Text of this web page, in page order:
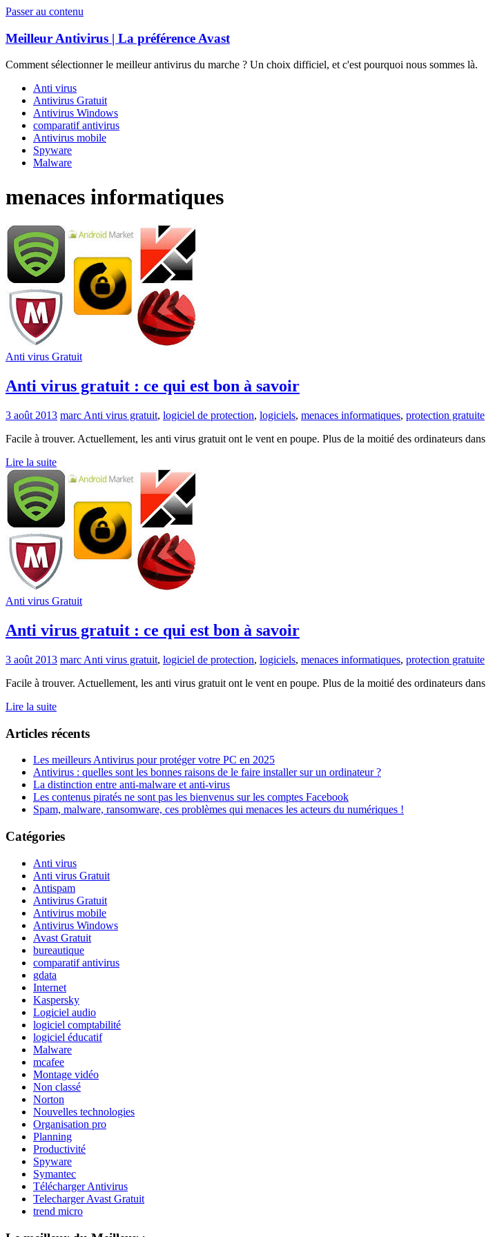
Passer au contenu
Meilleur Antivirus | La préférence Avast
Comment sélectionner le meilleur antivirus du marche ? Un choix difficiel, et c'est pourquoi nous sommes là.
Anti virus
Antivirus Gratuit
Antivirus Windows
comparatif antivirus
Antivirus mobile
Spyware
Malware
menaces informatiques
Anti virus Gratuit
Anti virus gratuit : ce qui est bon à savoir
3 août 2013 marc Anti virus gratuit, logiciel de protection, logiciels, menaces informatiques, protection gratuite
Facile à trouver. Actuellement, les anti virus gratuit ont le vent en poupe. Plus de la moitié des ordinateurs dans
Lire la suite
Anti virus Gratuit
Anti virus gratuit : ce qui est bon à savoir
3 août 2013 marc Anti virus gratuit, logiciel de protection, logiciels, menaces informatiques, protection gratuite
Facile à trouver. Actuellement, les anti virus gratuit ont le vent en poupe. Plus de la moitié des ordinateurs dans
Lire la suite
Articles récents
Les meilleurs Antivirus pour protéger votre PC en 2025
Antivirus : quelles sont les bonnes raisons de le faire installer sur un ordinateur ?
La distinction entre anti-malware et anti-virus
Les contenus piratés ne sont pas les bienvenus sur les comptes Facebook
Spam, malware, ransomware, ces problèmes qui menaces les acteurs du numériques !
Catégories
Anti virus
Anti virus Gratuit
Antispam
Antivirus Gratuit
Antivirus mobile
Antivirus Windows
Avast Gratuit
bureautique
comparatif antivirus
gdata
Internet
Kaspersky
Logiciel audio
logiciel comptabilité
logiciel éducatif
Malware
mcafee
Montage vidéo
Non classé
Norton
Nouvelles technologies
Organisation pro
Planning
Productivité
Spyware
Symantec
Télécharger Antivirus
Telecharger Avast Gratuit
trend micro